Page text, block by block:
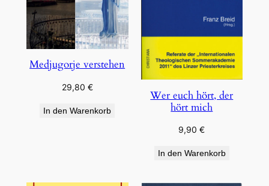
Medjugorje verstehen
29,80 €
In den Warenkorb
Wer euch hört, der
hört mich
9,90€
In den Warenkorb